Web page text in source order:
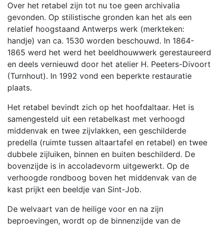
Over het retabel zijn tot nu toe geen archivalia
gevonden. Op stilistische gronden kan het als een
relatief hoogstaand Antwerps werk (merkteken:
handje) van ca. 1530 worden beschouwd. In 1864-
1865 werd het werd het beeldhouwwerk gerestaureerd
en deels vernieuwd door het atelier H. Peeters-Divoort
(Turnhout). In 1992 vond een beperkte restauratie
plaats.
Het retabel bevindt zich op het hoofdaltaar. Het is
samengesteld uit een retabelkast met verhoogd
middenvak en twee zijvlakken, een geschilderde
predella (ruimte tussen altaartafel en retabel) en twee
dubbele zijluiken, binnen en buiten beschilderd. De
bovenzijde is in accoladevorm uitgewerkt. Op de
verhoogde rondboog boven het middenvak van de
kast prijkt een beeldje van Sint-Job.
De welvaart van de heilige voor en na zijn
beproevingen, wordt op de binnenzijde van de